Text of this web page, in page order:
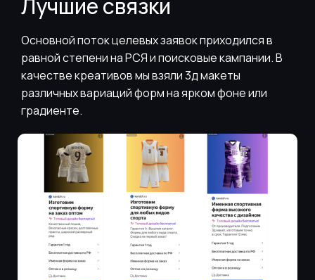
Лучшие связки
Основной поток целевых заявок приходился в
равной степени на РСЯ и поисковые кампании. В
качестве креативов мы взяли 3д макеты
различных вариаций форм на ярком фоне или
градиенте.